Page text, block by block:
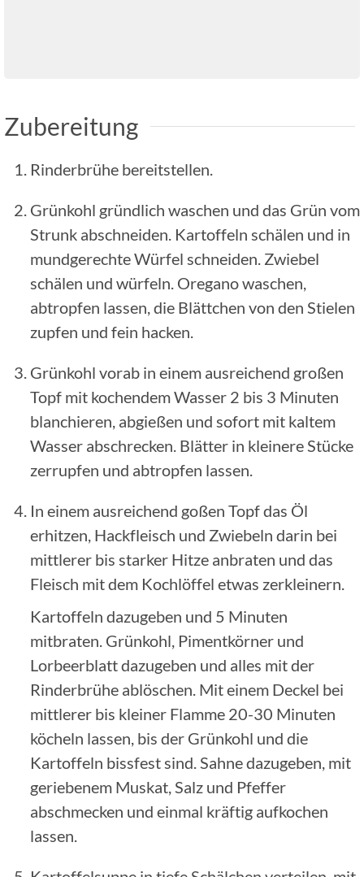
Zubereitung
Rinderbrühe bereitstellen.
Grünkohl gründlich waschen und das Grün vom
Strunk abschneiden. Kartoffeln schälen und in
mundgerechte Würfel schneiden. Zwiebel
schälen und würfeln. Oregano waschen,
abtropfen lassen, die Blättchen von den Stielen
zupfen und fein hacken.
Grünkohl vorab in einem ausreichend großen
Topf mit kochendem Wasser 2 bis 3 Minuten
blanchieren, abgießen und sofort mit kaltem
Wasser abschrecken. Blätter in kleinere Stücke
zerrupfen und abtropfen lassen.
In einem ausreichend goßen Topf das Öl
erhitzen, Hackfleisch und Zwiebeln darin bei
mittlerer bis starker Hitze anbraten und das
Fleisch mit dem Kochlöffel etwas zerkleinern.
Kartoffeln dazugeben und 5 Minuten
mitbraten. Grünkohl, Pimentkörner und
Lorbeerblatt dazugeben und alles mit der
Rinderbrühe ablöschen. Mit einem Deckel bei
mittlerer bis kleiner Flamme 20-30 Minuten
köcheln lassen, bis der Grünkohl und die
Kartoffeln bissfest sind. Sahne dazugeben, mit
geriebenem Muskat, Salz und Pfeffer
abschmecken und einmal kräftig aufkochen
lassen.